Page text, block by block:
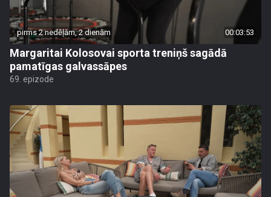
pirms 2 nedēļām, 2 dienām 00:03:53
Margaritai Kolosovai sporta treniņš sagādā
pamatīgas galvassāpes
69. epizode